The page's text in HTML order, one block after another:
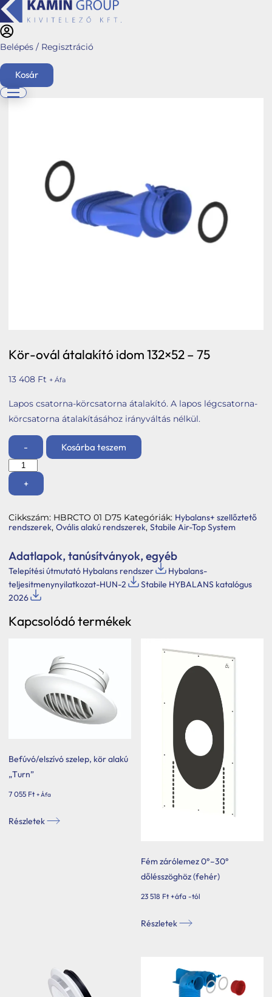
Belépés / Regisztráció
Kosár
Ajánlatkérés
Üzletágaink
Kéménymagasítás
Hybalans+ hővisszanyerős szellőzés
Rólunk
Webshop
Kapcsolat
Belépés / Regisztráció
Ovális alakú rendszerek
Kör-ovál átalakító idom 132×52 – 75
13 408 Ft + Áfa
Lapos csatorna-körcsatorna átalakító. A lapos légcsatorna-
körcsatorna átalakításához irányváltás nélkül.
-
Kör-
ovál
átalakító
idom
-
75
mennyiség
+
Kosárba teszem
Cikkszám: HBRCTO 01 D75 Kategóriák: Hybalans+ szellőztető
rendszerek, Ovális alakú rendszerek, Stabile Air-Top System
Adatlapok, tanúsítványok, egyéb
Telepítési útmutató Hybalans rendszer
Hybalans-
teljesitmenynyilatkozat-HUN-2
Stabile HYBALANS katalógus
2026
Kapcsolódó termékek
Befúvó/elszívó szelep, kör alakú
„Turn”
7 055 Ft + Áfa
Részletek
Fém zárólemez 0°–30°
dőlésszöghöz (fehér)
23 518 Ft +áfa -tól
Részletek
variációja
van.